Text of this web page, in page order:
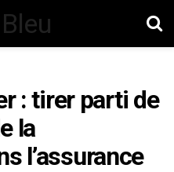
: tirer parti de
la
l’assurance